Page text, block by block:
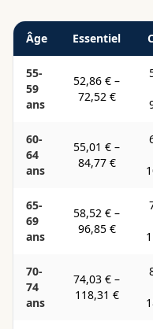
Âge Essentiel
55-
59
ans
52,86 € –
72,52 €
60-
64
ans
55,01 € –
84,77 €
65-
69
ans
58,52 € –
96,85 €
70-
74
ans
74,03 € –
118,31 €